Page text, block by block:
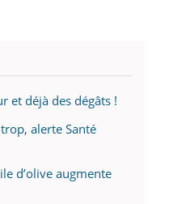
et déjà des dégâts !
alerte Santé
d’olive augmente